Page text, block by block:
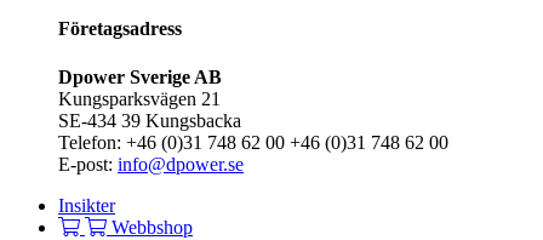
Företagsadress
Dpower Sverige AB
Kungsparksvägen 21
SE-434 39 Kungsbacka
Telefon: +46 (0)31 748 62 00 +46 (0)31 748 62 00
E-post: info@dpower.se
Insikter
Webbshop